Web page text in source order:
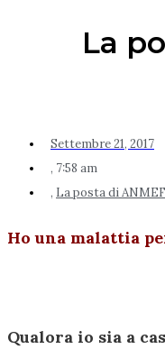
La
Settembre 21, 2017
, 7:58 am
, La posta di
Ho una malattia
Qualora io sia a